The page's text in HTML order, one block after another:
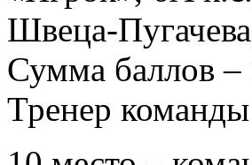
Швеца-
Сумма баллов
Тренер